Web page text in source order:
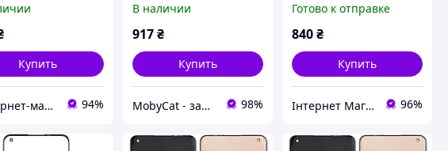
Купить
Интернет-магазин Xiaomicase 94%
стеклом камеры)
В наличии
917 ₴
Купить
MobyCat - запчасти для мобильных телефонов и планшетов 98%
Original Volcanic Black
(черная)
Готово к отправке
840₴
Купить
Інтернет Магазин "max-it.com.ua" 96%